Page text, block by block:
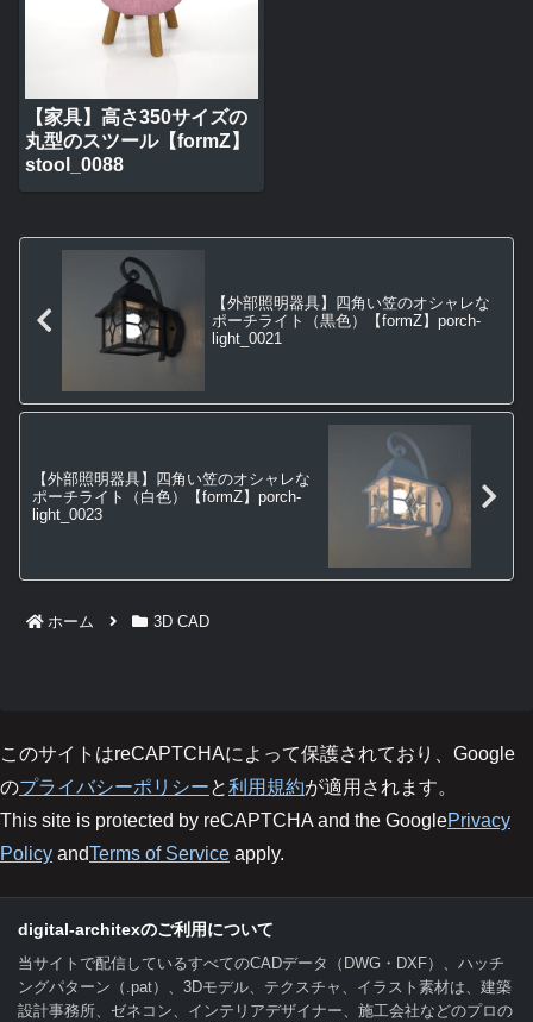
【家具】高さ350サイズの
丸型のスツール【formZ】
stool_0088
【外部照明器具】四角い笠のオシャレな
ポーチライト（黒色）【formZ】porch-
light_0021
【外部照明器具】四角い笠のオシャレな
ポーチライト（白色）【formZ】porch-
light_0023
ホーム 3D CAD
このサイトはreCAPTCHAによって保護されており、Google
のプライバシーポリシーと利用規約が適用されます。
This site is protected by reCAPTCHA and the GooglePrivacy
Policy andTerms of Service apply.
digital-architexのご利用について
当サイトで配信しているすべてのCADデータ（DWG・DXF）、ハッチ
ングパターン（.pat）、3Dモデル、テクスチャ、イラスト素材は、建築
設計事務所、ゼネコン、インテリアデザイナー、施工会社などのプロの